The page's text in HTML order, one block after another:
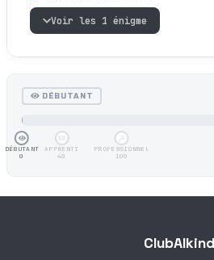
Voir les 1 énigme
DÉBUTANT
DÉBUTANT
0
APPRENTI
40
PROFESSIONNEL
100